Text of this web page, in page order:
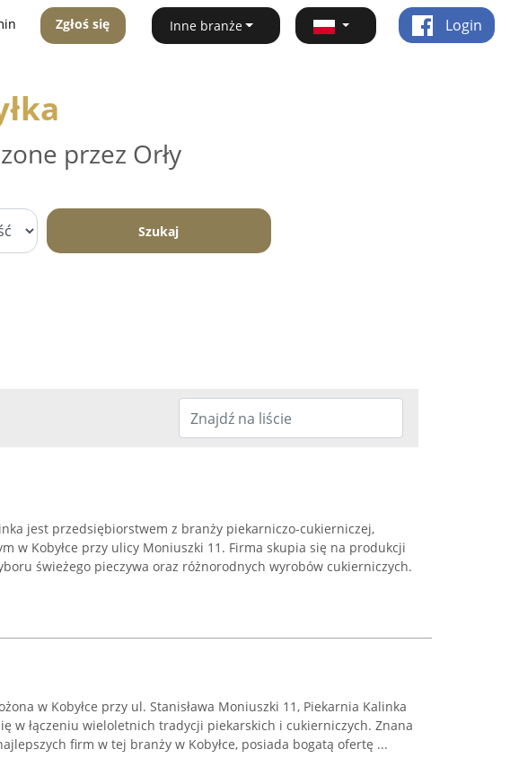
Zgłoś się Inne branże Login
przez Orły
Szukaj
jest przedsiębiorstwem z branży piekarniczo-cukierniczej,
w Kobyłce przy ulicy Moniuszki 11. Firma skupia się na produkcji
świeżego pieczywa oraz różnorodnych wyrobów cukierniczych.
w Kobyłce przy ul. Stanisława Moniuszki 11, Piekarnia Kalinka
w łączeniu wieloletnich tradycji piekarskich i cukierniczych. Znana
firm w tej branży w Kobyłce, posiada bogatą ofertę ...